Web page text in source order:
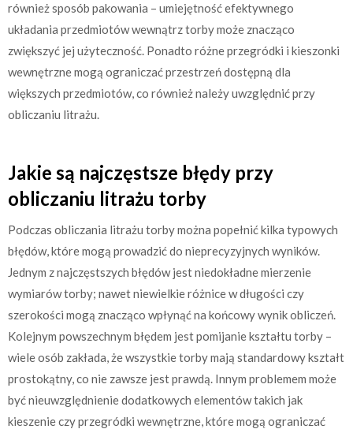
również sposób pakowania – umiejętność efektywnego
układania przedmiotów wewnątrz torby może znacząco
zwiększyć jej użyteczność. Ponadto różne przegródki i kieszonki
wewnętrzne mogą ograniczać przestrzeń dostępną dla
większych przedmiotów, co również należy uwzględnić przy
obliczaniu litrażu.
Jakie są najczęstsze błędy przy
obliczaniu litrażu torby
Podczas obliczania litrażu torby można popełnić kilka typowych
błędów, które mogą prowadzić do nieprecyzyjnych wyników.
Jednym z najczęstszych błędów jest niedokładne mierzenie
wymiarów torby; nawet niewielkie różnice w długości czy
szerokości mogą znacząco wpłynąć na końcowy wynik obliczeń.
Kolejnym powszechnym błędem jest pomijanie kształtu torby –
wiele osób zakłada, że wszystkie torby mają standardowy kształt
prostokątny, co nie zawsze jest prawdą. Innym problemem może
być nieuwzględnienie dodatkowych elementów takich jak
kieszenie czy przegródki wewnętrzne, które mogą ograniczać